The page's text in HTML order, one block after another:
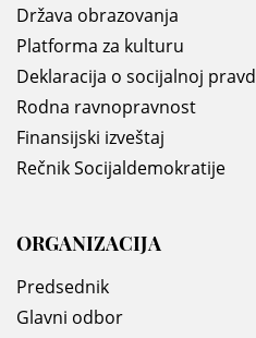
Država obrazovanja
Platforma za kulturu
Deklaracija o socijalnoj
Rodna ravnopravnost
Finansijski izveštaj
Rečnik Socijaldemokratije
ORGANIZACIJA
Predsednik
Glavni odbor